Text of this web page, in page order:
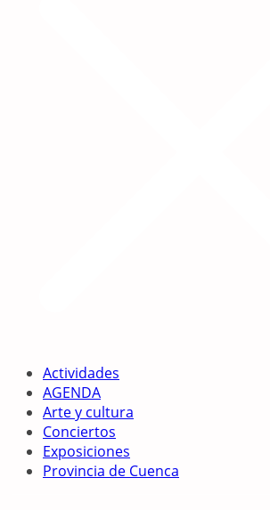
Actividades
AGENDA
Arte y cultura
Conciertos
Exposiciones
Provincia de Cuenca